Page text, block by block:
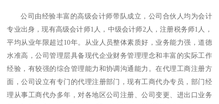
公司由经验丰富的高级会计师带队成立，公司合伙人均为会计
专业出身，现有高级会计师1 人，中级会计师2人，注册税务师1 人，
平均从业年限超过10年。从业人员整体素质好，业务能力强，道德
水准高，公司管理层具备现代企业财务管理理念和丰富的实际工作
经验，有较强的综合管理能力和协调沟通能力。在代理工商注册方
面，公司设立有专门的代理注册部门，现有工商代办专员，部门经
理从事工商代办多年，对各地区公司注册、公司变更、进出口业务